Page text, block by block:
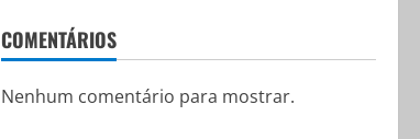
COMENTÁRIOS
Nenhum comentário para mostrar.